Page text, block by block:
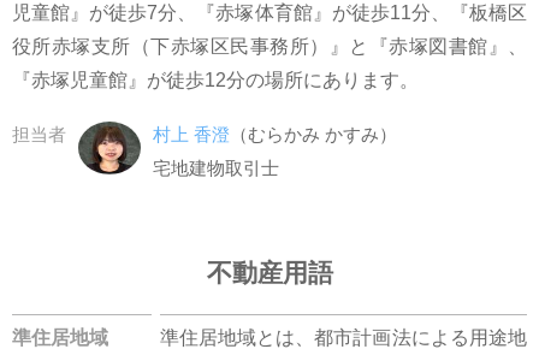
児童館』が徒歩7分、『赤塚体育館』が徒歩11分、『板橋区
役所赤塚支所（下赤塚区民事務所）』と『赤塚図書館』、
『赤塚児童館』が徒歩12分の場所にあります。
担当者 村上 香澄 （むらかみ かすみ）
宅地建物取引士
不動産用語
準住居地域
準住居地域とは、都市計画法による用途地